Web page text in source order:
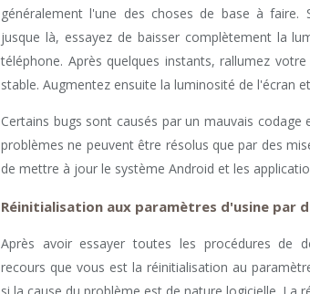
généralement l'une des choses de base à faire.
jusque là, essayez de baisser complètement la
téléphone. Après quelques instants, rallumez votre
stable. Augmentez ensuite la luminosité de l'écran
Certains bugs sont causés par un mauvais
problèmes ne peuvent être résolus que par des
de mettre à jour le système Android et les
Réinitialisation aux paramètres d'usine par
Après avoir essayer toutes les procédures de
recours que vous est la réinitialisation au